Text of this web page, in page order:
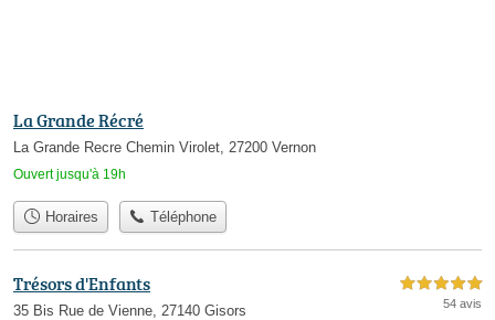
La Grande Récré
La Grande Recre Chemin Virolet, 27200 Vernon
Ouvert jusqu'à 19h
Horaires Téléphone
Trésors d'Enfants
35 Bis Rue de Vienne, 27140 Gisors
5,0 étoiles sur 5
54 avis